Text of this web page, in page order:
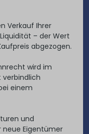
Verkauf Ihrer
– der Wert
abgezogen.
wird im
einem
und
neue Eigentümer